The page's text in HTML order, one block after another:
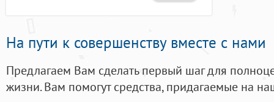
На пути к совершенству вместе с нами
Предлагаем Вам сделать первый шаг для
жизни. Вам помогут средства, придагаемые на